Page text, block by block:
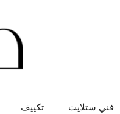
فني ستلايت تكييف